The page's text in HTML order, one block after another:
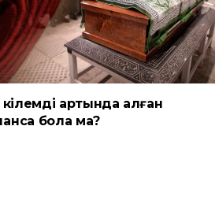
кілемді артында қалған
бола ма?